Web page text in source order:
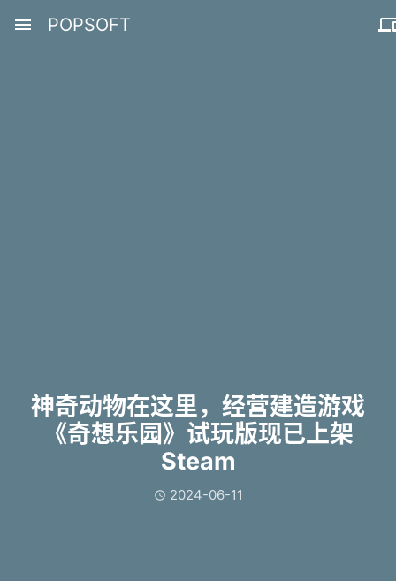
menu POPSOFT
神奇动物在这里，经营建造游戏
《奇想乐园》试玩版现已上架
Steam
 2024-06-11